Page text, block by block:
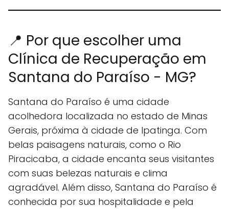
📍 Por que escolher uma
Clínica de Recuperação em
Santana do Paraíso - MG?
Santana do Paraíso é uma cidade
acolhedora localizada no estado de Minas
Gerais, próxima à cidade de Ipatinga. Com
belas paisagens naturais, como o Rio
Piracicaba, a cidade encanta seus visitantes
com suas belezas naturais e clima
agradável. Além disso, Santana do Paraíso é
conhecida por sua hospitalidade e pela